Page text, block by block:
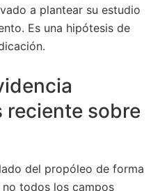
a plantear su estudio
Es una hipótesis de
reciente sobre
del propóleo de forma
todos los campos